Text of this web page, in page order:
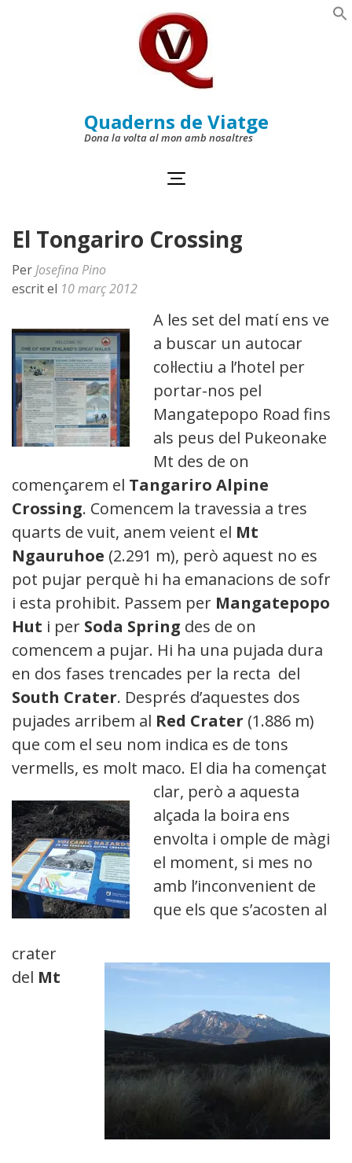
Quaderns de Viatge
Dona la volta al mon amb nosaltres
El Tongariro Crossing
Per Josefina Pino
escrit el 10 març 2012
A les set del matí ens ve
a buscar un autocar
col·lectiu a l’hotel per
portar-nos pel
Mangatepopo Road fins
als peus del Pukeonake
Mt des de on
començarem el Tangariro Alpine
Crossing. Comencem la travessia a tres
quarts de vuit, anem veient el Mt
Ngauruhoe (2.291 m), però aquest no es
pot pujar perquè hi ha emanacions de sofre
i esta prohibit. Passem per Mangatepopo
Hut i per Soda Spring des de on
comencem a pujar. Hi ha una pujada dura
en dos fases trencades per la recta del
South Crater. Després d’aquestes dos
pujades arribem al Red Crater (1.886 m)
que com el seu nom indica es de tons
vermells, es molt maco. El dia ha començat
clar, però a aquesta
alçada la boira ens
envolta i omple de màgia
el moment, si mes no
amb l’inconvenient de
que els que s’acosten al
crater
del Mt